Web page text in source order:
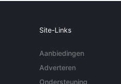
Site-Links
Aanbiedingen
Adverteren
Ondersteuning